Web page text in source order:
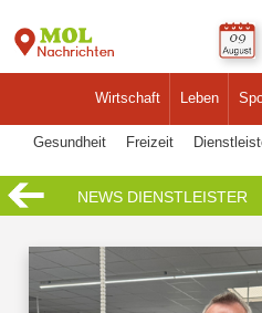
Wirtschaft Leben
Gesundheit Freizeit
NEWS DIENSTLEISTER